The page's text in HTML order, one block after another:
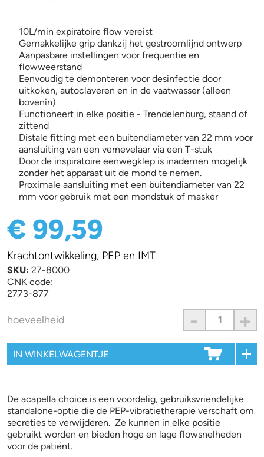
10L/min expiratoire flow vereist
Gemakkelijke grip dankzij het gestroomlijnd ontwerp
Aanpasbare instellingen voor frequentie en
flowweerstand
Eenvoudig te demonteren voor desinfectie door
uitkoken, autoclaveren en in de vaatwasser (alleen
bovenin)
Functioneert in elke positie - Trendelenburg, staand of
zittend
Distale fitting met een buitendiameter van 22 mm voor
aansluiting van een vernevelaar via een T-stuk
Door de inspiratoire eenwegklep is inademen mogelijk
zonder het apparaat uit de mond te nemen.
Proximale aansluiting met een buitendiameter van 22
mm voor gebruik met een mondstuk of masker
€ 99,59
Krachtontwikkeling, PEP en IMT
SKU: 27-8000
CNK code:
2773-877
hoeveelheid - +
De acapella choice is een voordelig, gebruiksvriendelijke
standalone-optie die de PEP-vibratietherapie verschaft om
secreties te verwijderen. Ze kunnen in elke positie
gebruikt worden en bieden hoge en lage flowsnelheden
voor de patiënt.